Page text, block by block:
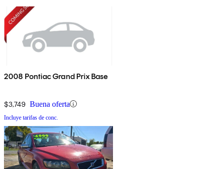
2008 Pontiac Grand Prix Base
$3,749 Buena oferta
Incluye tarifas de conc.